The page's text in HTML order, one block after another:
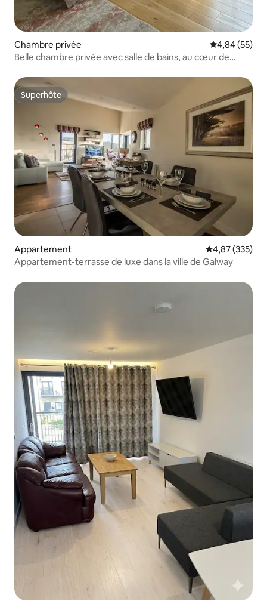
Chambre privée Évaluation
4,84 (55)
Belle chambre privée avec salle de bains, au cœur de
Superhôte
Superhôte
Appartement Évaluation
4,87 (335)
Appartement-terrasse de luxe dans la ville de Galway